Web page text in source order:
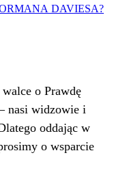
DAVIESA?
o Prawdę
nasi widzowie i
oddając w
o wsparcie